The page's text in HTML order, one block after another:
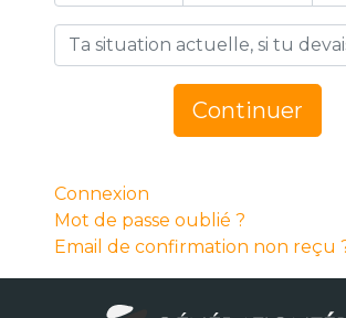
Continuer
Connexion
Mot de passe oublié ?
Email de confirmation non reçu